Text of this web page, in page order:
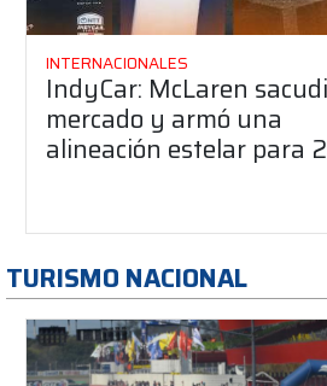
INTERNACIONALES
IndyCar: McLaren
mercado y armó una
alineación estelar para
TURISMO NACIONAL